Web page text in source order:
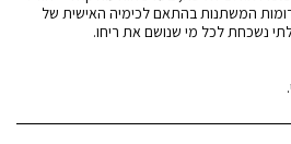
המשתנות בהתאם לכימיה האישית של